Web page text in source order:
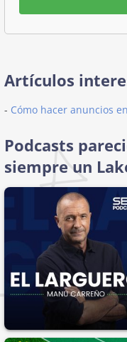
Artículos
- Cómo hacer anuncios
Podcasts
siempre un